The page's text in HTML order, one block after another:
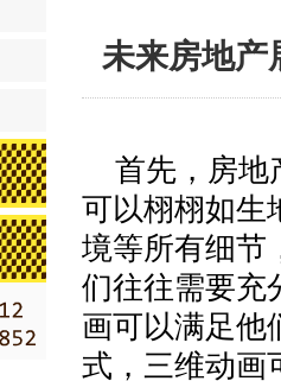
未来房地产
首先，房地
可以栩栩如生
境等所有细节
们往往需要充
画可以满足他
式，三维动画